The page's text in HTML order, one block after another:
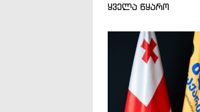
ყველა წყარო